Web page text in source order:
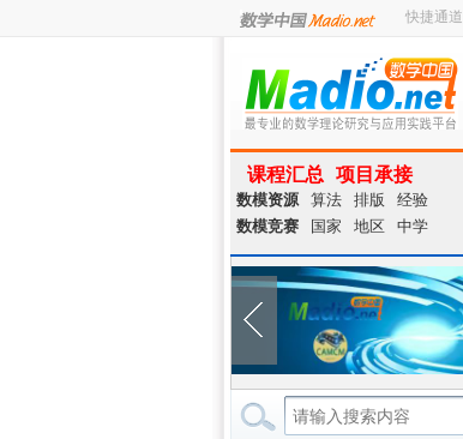
快捷通道
课程汇总 项目承接
数模资源 算法 排版
经验
数模竞赛
国家 地区 中学